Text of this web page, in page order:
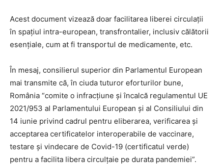
Acest document vizează doar facilitarea liberei circulații
în spațiul intra-european, transfrontalier, inclusiv călătorii
esențiale, cum at fi transportul de medicamente, etc.
În mesaj, consilierul superior din Parlamentul European
mai transmite că, în ciuda tuturor eforturilor bune,
România “comite o infracțiune și încalcă regulamentul UE
2021/953 al Parlamentului European și al Consiliului din
14 iunie privind cadrul pentru eliberarea, verificarea și
acceptarea certificatelor interoperabile de vaccinare,
testare și vindecare de Covid-19 (certificatul verde)
pentru a facilita libera circulțaie pe durata pandemiei”.